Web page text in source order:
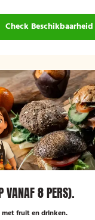
Check Beschikbaarheid
VANAF 8 PERS).
fruit en drinken.